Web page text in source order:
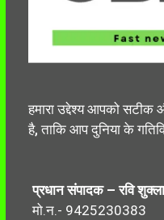
हमारा उद्देश्य आपको सटीक
है, ताकि आप दुनिया के
प्रधान संपादक – रवि शुक्ला
मो.न.- 9425230383